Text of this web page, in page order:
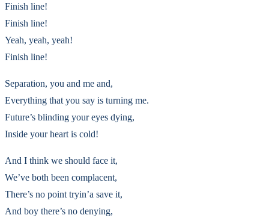
Finish line!
Finish line!
Yeah, yeah, yeah!
Finish line!
Separation, you and me and,
Everything that you say is turning me.
Future’s blinding your eyes dying,
Inside your heart is cold!
And I think we should face it,
We’ve both been complacent,
There’s no point tryin’a save it,
And boy there’s no denying,